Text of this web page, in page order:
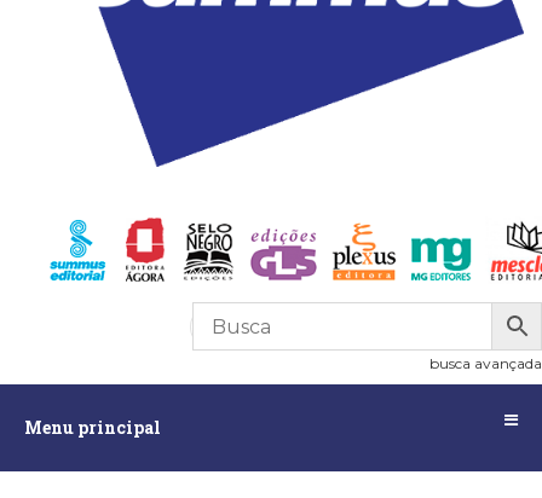
R$0,00
busca avançada
Menu principal
principalAssuntos